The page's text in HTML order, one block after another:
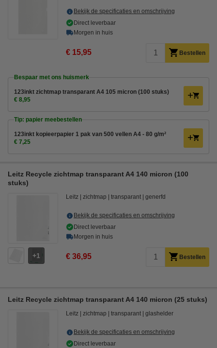
Bekijk de specificaties en omschrijving
Direct leverbaar
Morgen in huis
€ 15,95 Bestellen
Bespaar met ons huismerk
123inkt zichtmap transparant A4 105 micron (100 stuks)
€ 8,95
Tip: papier meebestellen
123inkt kopieerpapier 1 pak van 500 vellen A4 - 80 g/m²
€ 7,25
Leitz Recycle zichtmap transparant A4 140 micron (100
stuks)
1
Leitz zichtmap transparant generfd
Bekijk de specificaties en omschrijving
Direct leverbaar
Morgen in huis
€ 36,95 Bestellen
Leitz Recycle zichtmap transparant A4 140 micron (25 stuks)
Leitz zichtmap transparant glashelder
Bekijk de specificaties en omschrijving
Direct leverbaar